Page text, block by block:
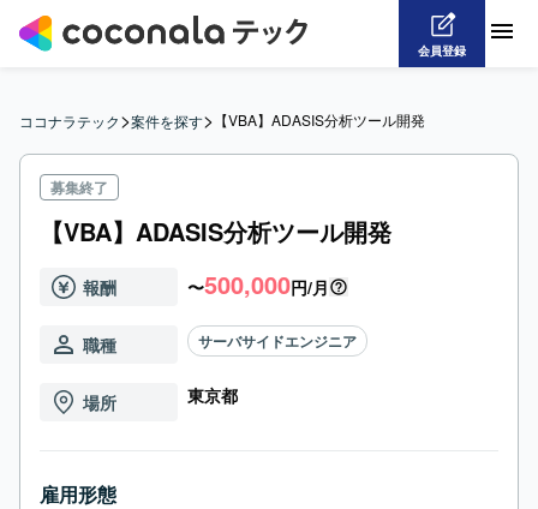
会員登録
ココナラテック>案件を探す> 【VBA】ADASIS分析ツール開発
募集終了
【VBA】ADASIS分析ツール開発
報酬 〜500,000円/月
職種 サーバサイドエンジニア
場所 東京都
雇用形態